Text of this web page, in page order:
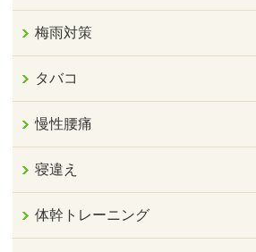
梅雨対策
タバコ
慢性腰痛
寝違え
体幹トレーニング